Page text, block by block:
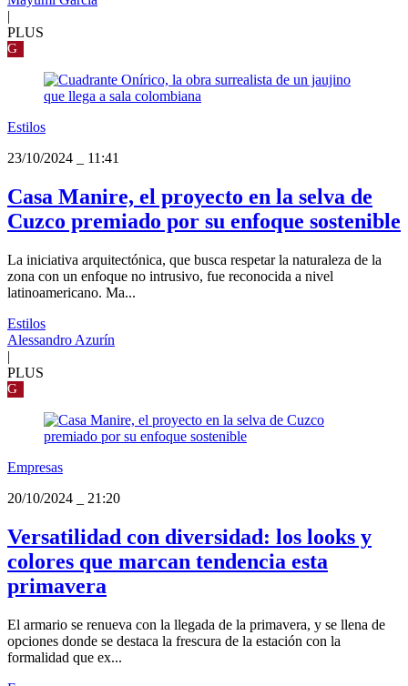
|
PLUS
G
Estilos
23/10/2024
11:41
Casa Manire, el proyecto en la selva de
Cuzco premiado por su enfoque sostenible
La iniciativa arquitectónica, que busca respetar la naturaleza de la
zona con un enfoque no intrusivo, fue reconocida a nivel
latinoamericano. Ma...
Estilos
Alessandro Azurín
|
PLUS
G
Empresas
20/10/2024
21:20
Versatilidad con diversidad: los looks y
colores que marcan tendencia esta
primavera
El armario se renueva con la llegada de la primavera, y se llena de
opciones donde se destaca la frescura de la estación con la
formalidad que ex...